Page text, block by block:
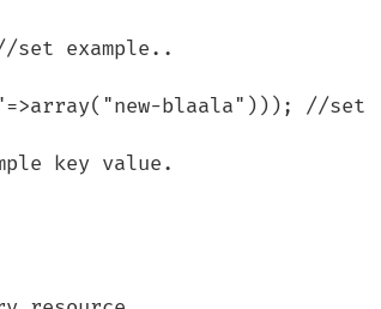
set example..
blaala"))); //set
key value.